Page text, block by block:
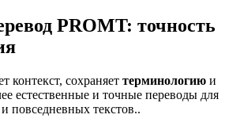
PROMT: точность
контекст, сохраняет терминологию и
естественные и точные переводы для
повседневных текстов..